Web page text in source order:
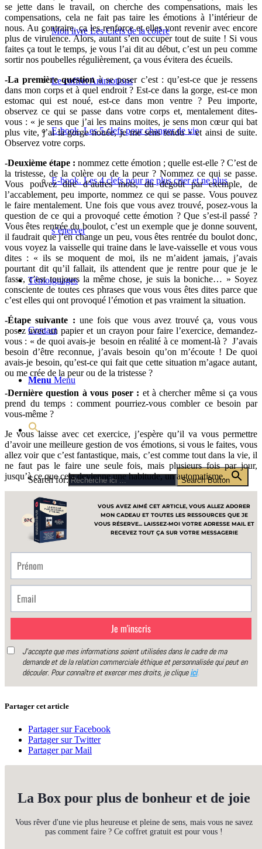
Mon livre Les Clefs de la colère
Le coffret Animotions
E-book. Les 5 clefs pour changer de vie
E-book. Les 4 clefs pour ne plus crier et ne plus
s’énerver
Témoignages
Contact
Menu Menu
Search for: Search Button
se jette dans le travail, on cherche des compensations, mais les
compensations, cela ne fait pas taire les émotions à l’intérieur de
nous. Au contraire, ça les renforce et elles vont revenir avec encore
plus de virulence. Alors, autant s’en occuper tout de suite ! Si vous
faites ça tout le temps, je vous l’ai dit au début, c’est un peu comme
sortir nos poubelles régulièrement, ça vous évitera des écueils.
-La première questionà se poser c’est : qu’est-ce que je ressens
dans mon corps et à quel endroit ? Est-ce dans la gorge, est-ce mon
estomac qui est noué, est-ce dans mon ventre ? Peu importe,
observez ce qui se passe dans votre corps et, mentalement dites-
vous : « je sens que j’ai les mains moites, je sens mon cœur qui bat
plus vite, j’ai la gorge nouée, je me sens tendu » et ainsi de suite.
Observez votre corps.
-Deuxième étape : nommez cette émotion ; quelle est-elle ? C’est de
la tristesse, de la colère ou de la peur ? Nommez ce qui se passe.
Vous pouvez dire d’autres mots, du dégoût par exemple, de
l’accablement, peu importe, nommez ce qui se passe. Vous pouvez
le faire mentalement. Une fois que vous avez trouvé, posez-vous la
question de ce qui a provoqué cette émotion ? Que s’est-il passé ?
Vous êtes rentrée du boulot, c’est un exemple que je donne souvent,
il faudrait que j’en change un peu, vous êtes rentrée du boulot donc,
vous voyez la vaisselle qui traine dans le lave-vaisselle et vous vous
dites : « ils se moquent de moi, ils ne m’aident jamais, j’avais
pourtant dit qu’il fallait, ils attendent que je rentre pour que je le
fasse, c’est toujours la même chose, je suis la boniche… » Soyez
consciente de toutes ces phrases que vous vous êtes dites parce que
c’est elles qui ont provoqué l’émotion et pas vraiment la situation.
-Étape suivante : une fois que vous avez trouvé ça, vous vous
posez avec un papier et un crayon pour faire l’exercice, demandez-
vous : « de quoi avais-je besoin en réalité à ce moment-là ? J’avais
besoin d’être reconnue, j’avais besoin qu’on m’écoute ! De quoi
avais-je besoin, qu’est-ce qui fait que cette situation m’agace autant,
ou me crée de la peur ou de la tristesse ?
-Dernière question à vous poser : et à chercher même si ça vous
prend du temps : comment pourriez-vous combler ce besoin par
vous-même ?
Je vous laisse avec cet exercice, j’espère qu’il va vous permettre
d’avoir une meilleure gestion de vos émotions, si vous le faites, vous
allez voir que c’est fantastique, mais, c’est comme tout dans la vie, il
ne faut pas le faire une seule fois, mais plusieurs fois par jour,
jusqu’à ce que cela devienne une habitude, un automatisme.
Partager cet article
Partager sur Facebook
Partager sur Twitter
Partager par Mail
La Box pour plus de bonheur et de joie
Vous rêver d'une vie plus heureuse et pleine de sens, mais vous ne savez
pas comment faire ? Ce coffret gratuit est pour vous !